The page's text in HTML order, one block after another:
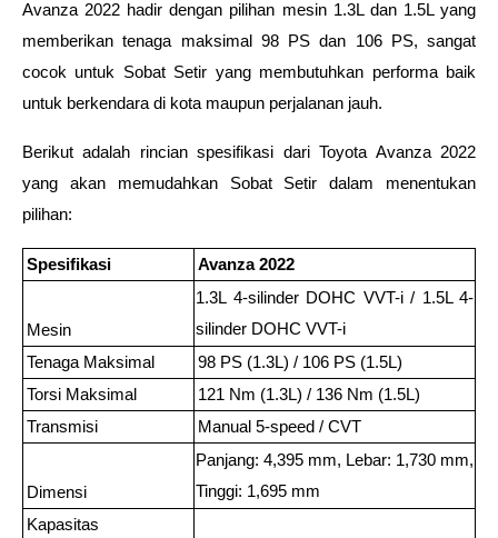
Avanza 2022 hadir dengan pilihan mesin 1.3L dan 1.5L yang
memberikan tenaga maksimal 98 PS dan 106 PS, sangat
cocok untuk Sobat Setir yang membutuhkan performa baik
untuk berkendara di kota maupun perjalanan jauh.
Berikut adalah rincian spesifikasi dari Toyota Avanza 2022
yang akan memudahkan Sobat Setir dalam menentukan
pilihan:
Spesifikasi Avanza 2022
Mesin
1.3L 4-silinder DOHC VVT-i / 1.5L 4-
silinder DOHC VVT-i
Tenaga Maksimal
98 PS (1.3L) / 106 PS (1.5L)
Torsi Maksimal
121 Nm (1.3L) / 136 Nm (1.5L)
Transmisi
Manual 5-speed / CVT
Dimensi
Panjang: 4,395 mm, Lebar: 1,730 mm,
Tinggi: 1,695 mm
Kapasitas